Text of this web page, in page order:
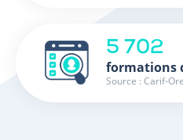
5 702
formations
Source : Carif-